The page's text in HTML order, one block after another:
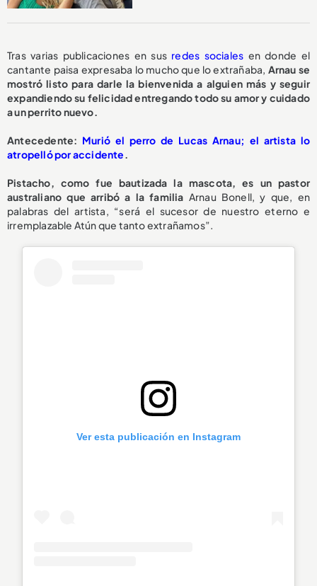
Tras varias publicaciones en sus redes sociales en donde el
cantante paisa expresaba lo mucho que lo extrañaba, Arnau se
mostró listo para darle la bienvenida a alguien más y seguir
expandiendo su felicidad entregando todo su amor y cuidado
a un perrito nuevo.
Antecedente: Murió el perro de Lucas Arnau; el artista lo
atropelló por accidente.
Pistacho, como fue bautizada la mascota, es un pastor
australiano que arribó a la familia Arnau Bonell, y que, en
palabras del artista, “será el sucesor de nuestro eterno e
irremplazable Atún que tanto extrañamos”.
Ver esta publicación en Instagram